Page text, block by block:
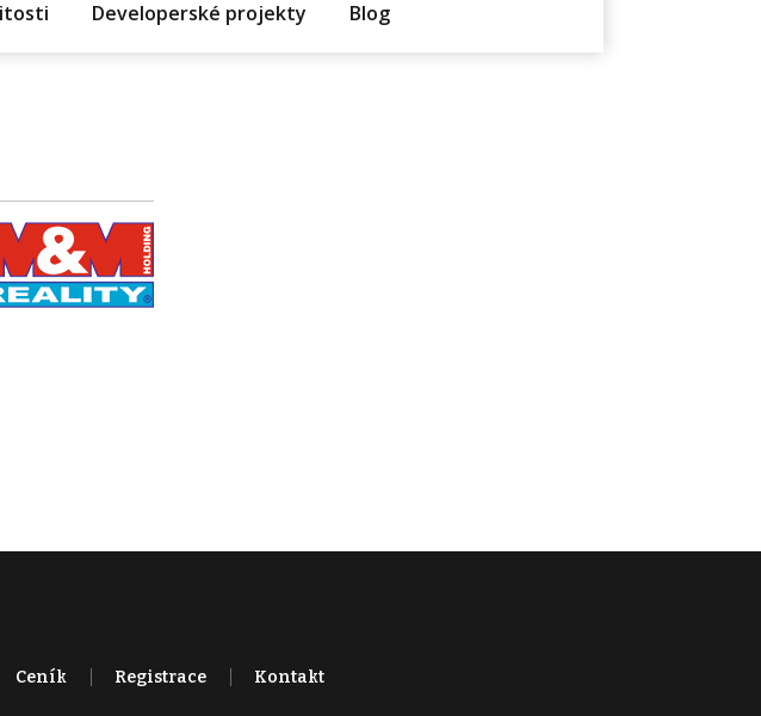
Developerské projekty Blog
Ceník Registrace Kontakt